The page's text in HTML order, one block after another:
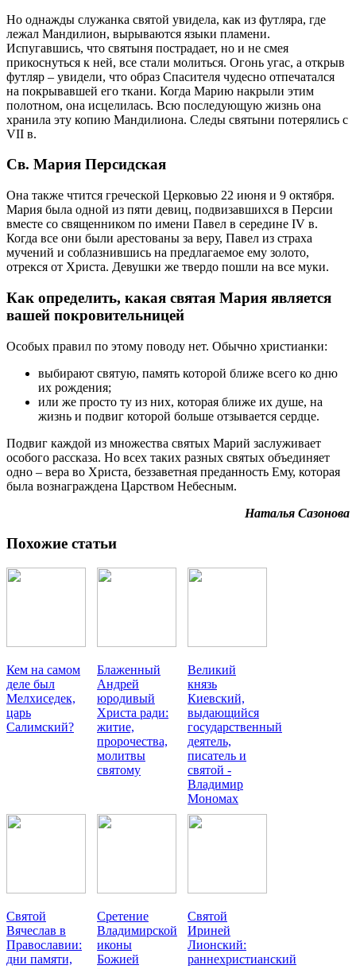
Но однажды служанка святой увидела, как из футляра, где
лежал Мандилион, вырываются языки пламени.
Испугавшись, что святыня пострадает, но и не смея
прикоснуться к ней, все стали молиться. Огонь угас, а открыв
футляр – увидели, что образ Спасителя чудесно отпечатался
на покрывавшей его ткани. Когда Марию накрыли этим
полотном, она исцелилась. Всю последующую жизнь она
хранила эту копию Мандилиона. Следы святыни потерялись с
VII в.
Св. Мария Персидская
Она также чтится греческой Церковью 22 июня и 9 октября.
Мария была одной из пяти девиц, подвизавшихся в Персии
вместе со священником по имени Павел в середине IV в.
Когда все они были арестованы за веру, Павел из страха
мучений и соблазнившись на предлагаемое ему золото,
отрекся от Христа. Девушки же твердо пошли на все муки.
Как определить, какая святая Мария является
вашей покровительницей
Особых правил по этому поводу нет. Обычно христианки:
выбирают святую, память которой ближе всего ко дню
их рождения;
или же просто ту из них, которая ближе их душе, на
жизнь и подвиг которой больше отзывается сердце.
Подвиг каждой из множества святых Марий заслуживает
особого рассказа. Но всех таких разных святых объединяет
одно – вера во Христа, беззаветная преданность Ему, которая
была вознаграждена Царством Небесным.
Наталья Сазонова
Похожие статьи
Кем на самом
деле был
Мелхиседек,
царь
Салимский?
Блаженный
Андрей
юродивый
Христа ради:
житие,
пророчества,
молитвы
святому
Великий
князь
Киевский,
выдающийся
государственный
деятель,
писатель и
святой -
Владимир
Мономах
Святой
Вячеслав в
Православии:
дни памяти,
Сретение
Владимирской
иконы
Божией
Святой
Ириней
Лионский:
раннехристианский